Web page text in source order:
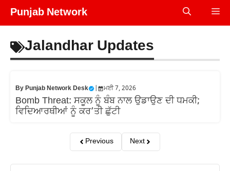
Skip
Punjab Network
Jalandhar Updates
ByPunjab Network Desk ਮਈ 7, 2026
Bomb Threat: ਸਕੂਲ ਨੂੰ ਬੰਬ ਨਾਲ ਉਡਾਉਣ ਦੀ ਧਮਕੀ;
ਵਿਦਿਆਰਥੀਆਂ ਨੂੰ ਕਰ’ਤੀ ਛੁੱਟੀ
Previous Next